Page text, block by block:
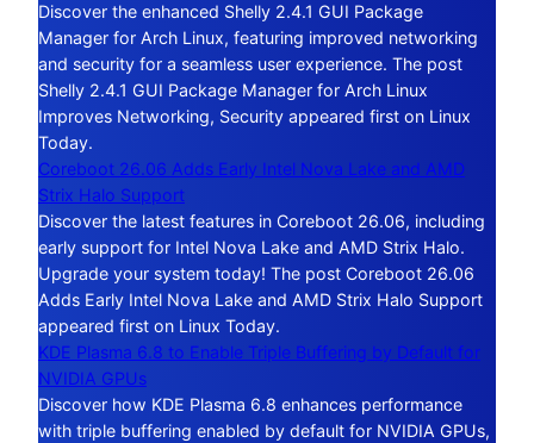
Discover the enhanced Shelly 2.4.1 GUI Package
Manager for Arch Linux, featuring improved networking
and security for a seamless user experience. The post
Shelly 2.4.1 GUI Package Manager for Arch Linux
Improves Networking, Security appeared first on Linux
Today.
Coreboot 26.06 Adds Early Intel Nova Lake and AMD
Strix Halo Support
Discover the latest features in Coreboot 26.06, including
early support for Intel Nova Lake and AMD Strix Halo.
Upgrade your system today! The post Coreboot 26.06
Adds Early Intel Nova Lake and AMD Strix Halo Support
appeared first on Linux Today.
KDE Plasma 6.8 to Enable Triple Buffering by Default for
NVIDIA GPUs
Discover how KDE Plasma 6.8 enhances performance
with triple buffering enabled by default for NVIDIA GPUs,